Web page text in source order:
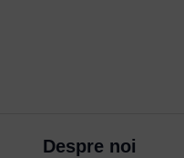
Despre noi